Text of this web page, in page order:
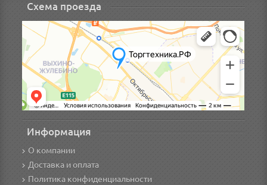
Схема проезда
Информация
О компании
Доставка и оплата
Политика конфиденциальности